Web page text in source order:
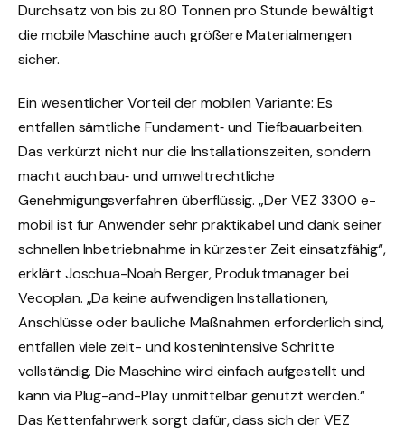
Durchsatz von bis zu 80 Tonnen pro Stunde bewältigt
die mobile Maschine auch größere Materialmengen
sicher.
Ein wesentlicher Vorteil der mobilen Variante: Es
entfallen sämtliche Fundament‑ und Tiefbauarbeiten.
Das verkürzt nicht nur die Installationszeiten, sondern
macht auch bau‑ und umweltrechtliche
Genehmigungsverfahren überflüssig. „Der VEZ 3300 e-
mobil ist für Anwender sehr praktikabel und dank seiner
schnellen Inbetriebnahme in kürzester Zeit einsatzfähig“,
erklärt Joschua-Noah Berger, Produktmanager bei
Vecoplan. „Da keine aufwendigen Installationen,
Anschlüsse oder bauliche Maßnahmen erforderlich sind,
entfallen viele zeit- und kostenintensive Schritte
vollständig. Die Maschine wird einfach aufgestellt und
kann via Plug-and-Play unmittelbar genutzt werden.“
Das Kettenfahrwerk sorgt dafür, dass sich der VEZ